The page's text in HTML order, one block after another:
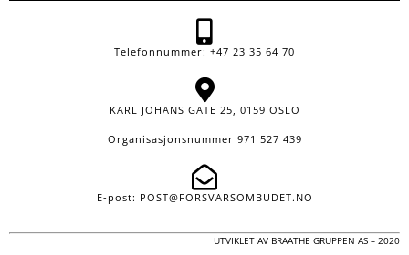
Telefonnummer: +47 23 35 64 70
KARL JOHANS GATE 25, 0159 OSLO
Organisasjonsnummer 971 527 439
E-post: POST@FORSVARSOMBUDET.NO
UTVIKLET AV BRAATHE GRUPPEN AS – 2020